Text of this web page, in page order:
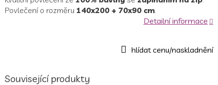
Povlečení o rozměru 140x200 + 70x90 cm
Detailní informace
Související produkty